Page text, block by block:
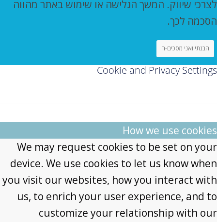
לצרכי שיווק. המשך הגלישה או שימוש באתר מהווה
הסכמה לכך.
הבנתי ואני מסכים-ה
Cookie and Privacy Settings
How we use cookies
We may request cookies to be set on your
device. We use cookies to let us know when
you visit our websites, how you interact with
us, to enrich your user experience, and to
customize your relationship with our